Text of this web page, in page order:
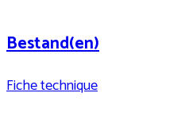
Bestand(en)
Fiche technique